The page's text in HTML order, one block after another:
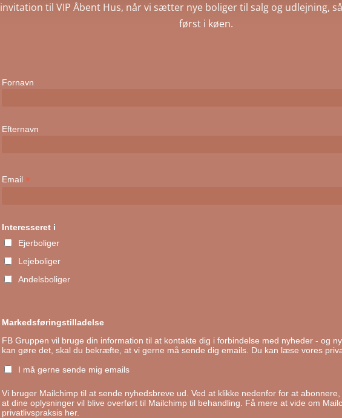
invitation til VIP Åbent Hus, når vi sætter nye boliger til salg og udlejning,
først i køen.
Fornavn
Efternavn
Email *
Interesseret i
Ejerboliger
Lejeboliger
Andelsboliger
Markedsføringstilladelse
FB Gruppen vil bruge din information til at kontakte dig i forbindelse med nyheder - og
kan gøre det, skal du bekræfte, at vi gerne må sende dig emails. Du kan læse vores
I må gerne sende mig emails
Vi bruger Mailchimp til at sende nyhedsbreve ud. Ved at klikke nedenfor for at
at dine oplysninger vil blive overført til Mailchimp til behandling. Få mere at vide om
privatlivspraksis her.